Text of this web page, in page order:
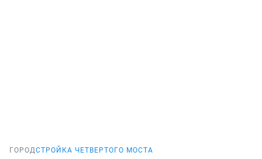
ГОРОДСТРОЙКА ЧЕТВЕРТОГО МОСТА